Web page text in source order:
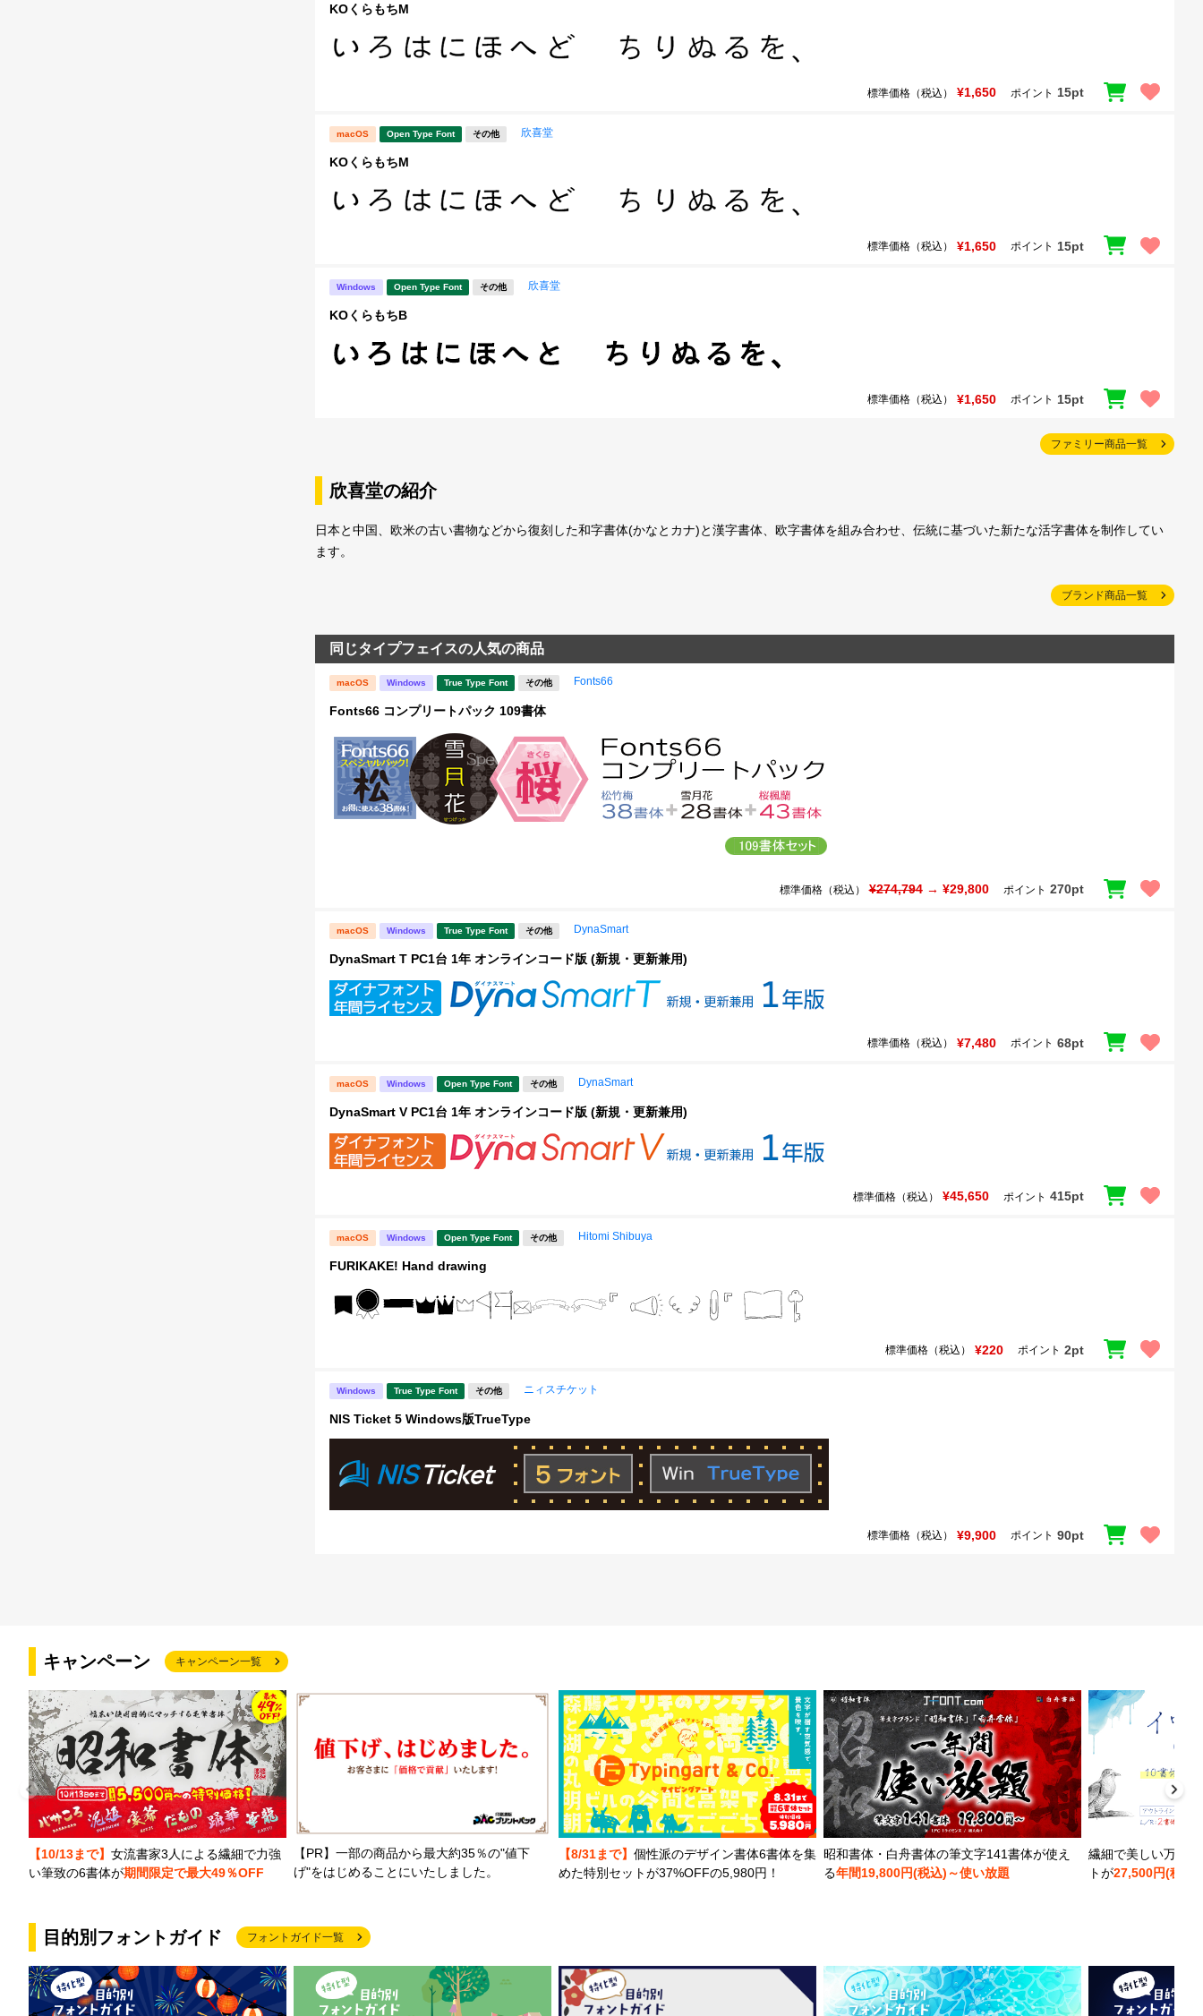
KOくらもちM
標準価格（税込） ¥1,650 ポイント 15pt
macOS Open Type Font その他 欣喜堂
KOくらもちM
標準価格（税込） ¥1,650 ポイント 15pt
Windows Open Type Font その他 欣喜堂
KOくらもちB
標準価格（税込） ¥1,650 ポイント 15pt
ファミリー商品一覧
欣喜堂の紹介
日本と中国、欧米の古い書物などから復刻した和字書体(かなとカナ)と漢字書体、欧字書体を組み合わせ、伝統に基づいた新たな活字書体を制作してい
ます。
ブランド商品一覧
同じタイプフェイスの人気の商品
macOS Windows True Type Font その他 Fonts66
Fonts66 コンプリートパック 109書体
標準価格（税込） ¥274,794→ ¥29,800 ポイント 270pt
macOS Windows True Type Font その他 DynaSmart
DynaSmart T PC1台 1年 オンラインコード版 (新規・更新兼用)
標準価格（税込） ¥7,480 ポイント 68pt
macOS Windows Open Type Font その他 DynaSmart
DynaSmart V PC1台 1年 オンラインコード版 (新規・更新兼用)
標準価格（税込） ¥45,650 ポイント 415pt
macOS Windows Open Type Font その他 Hitomi Shibuya
FURIKAKE! Hand drawing
標準価格（税込） ¥220 ポイント 2pt
Windows True Type Font その他 ニィスチケット
NIS Ticket 5 Windows版TrueType
標準価格（税込） ¥9,900 ポイント 90pt
キャンペーン キャンペーン一覧
【10/13まで】 女流書家3人による繊細で力強
い筆致の6書体が期間限定で最大49％OFF
【PR】一部の商品から最大約35％の"値下
げ"をはじめることにいたしました。
【8/31まで】 個性派のデザイン書体6書体を集
めた特別セットが37%OFFの5,980円！
昭和書体・白舟書体の筆文字141書体が使え
る年間19,800円(税込)～使い放題
繊細で美しい万年
トが27,500円(税込)
目的別フォントガイド フォントガイド一覧